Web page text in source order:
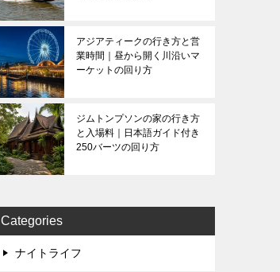
アジアティークの行き方と営
業時間｜昼から開く川沿いマ
ーケットの回り方
ジムトンプソンの家の行き方
と入場料｜日本語ガイド付き
250バーツの回り方
Categories
ナイトライフ